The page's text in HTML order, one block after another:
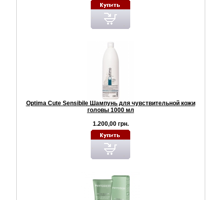
Optima Cute Sensibile Шампунь для чувствительной кожи
головы 1000 мл
1.200,00 грн.